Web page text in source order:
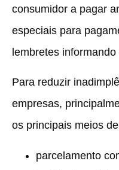
consumidor a pagar
especiais para
lembretes
Para reduzir
empresas,
os principais meios
parcelamento